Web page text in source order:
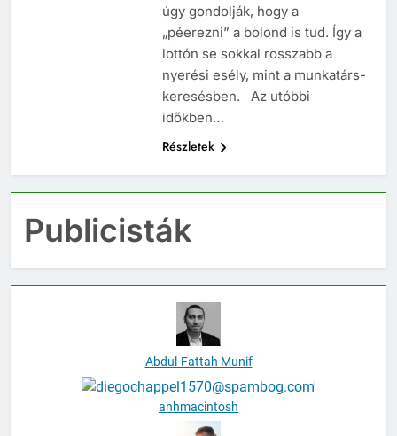
úgy gondolják, hogy a
„péerezni” a bolond is tud. Így a
lottón se sokkal rosszabb a
nyerési esély, mint a munkatárs-
keresésben. Az utóbbi
időkben…
Részletek
Publicisták
Abdul-Fattah Munif
anhmacintosh